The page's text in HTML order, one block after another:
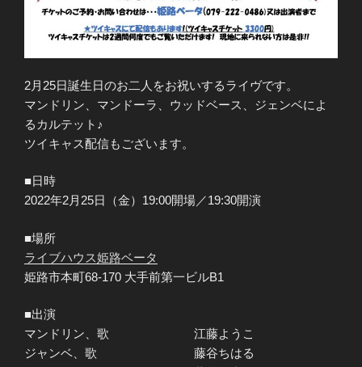
2月25日誕生日のお二人をお祝いするライヴです。
マンドリン、マンドーラ、ウッドベース、ジェンベによ
るカルテット♪
ツイキャス配信もございます。
■日時
2022年2月25日（金）19:00開場／19:30開演
■場所
ライブハウス姫路ベータ
姫路市本町68-170 大手前第一ビルB1
■出演
マンドリン、歌 江藤ようこ
ジャンベ、歌 藤谷ちはる